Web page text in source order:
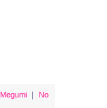
Megumi ｜ No